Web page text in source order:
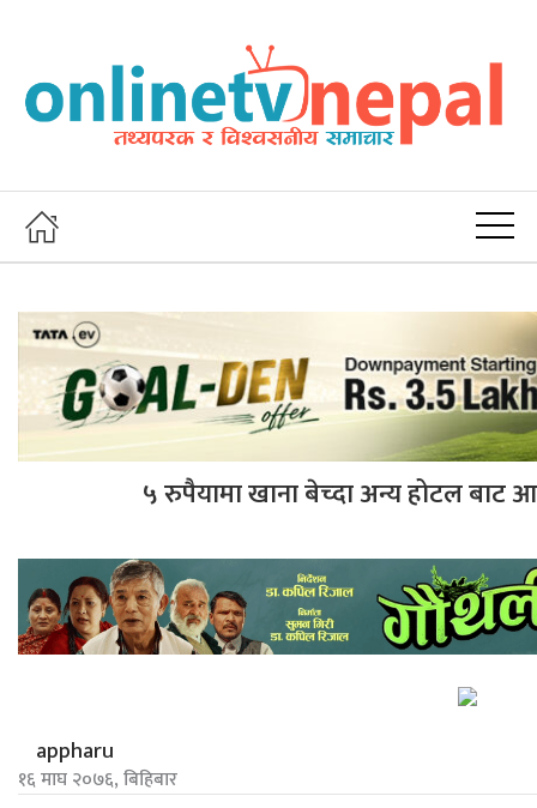
५ रुपैयामा खाना बेच्दा अन्य होटल बाट
appharu
१६ माघ २०७६, बिहिबार